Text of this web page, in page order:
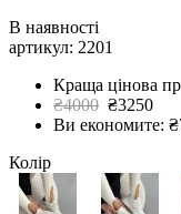
В наявності
артикул: 2201
Краща цінова
₴4000 ₴3250
Ви економите:
Колір